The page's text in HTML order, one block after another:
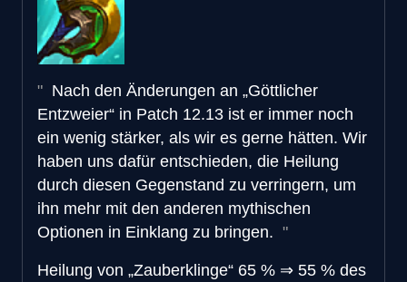
Nach den Änderungen an „Göttlicher
Entzweier“ in Patch 12.13 ist er immer noch
ein wenig stärker, als wir es gerne hätten. Wir
haben uns dafür entschieden, die Heilung
durch diesen Gegenstand zu verringern, um
ihn mehr mit den anderen mythischen
Optionen in Einklang zu bringen.
Heilung von „Zauberklinge“ 65 % ⇒ 55 % des